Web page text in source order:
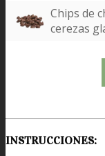
Chips de
cerezas
INSTRUCCIONES: